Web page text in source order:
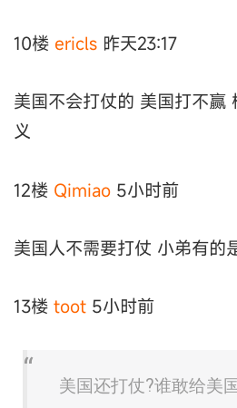
10楼 ericls 昨天23:17
美国不会打仗的 美国打不赢
义
12楼 Qimiao 5小时前
美国人不需要打仗 小弟有的
13楼 toot 5小时前
美国还打仗?谁敢给美